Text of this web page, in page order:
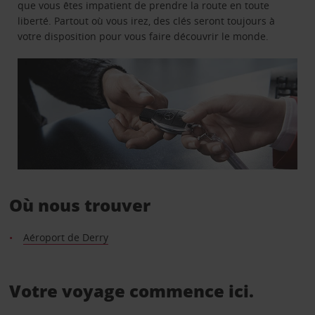
que vous êtes impatient de prendre la route en toute
liberté. Partout où vous irez, des clés seront toujours à
votre disposition pour vous faire découvrir le monde.
Où nous trouver
Aéroport de Derry
Votre voyage commence ici.